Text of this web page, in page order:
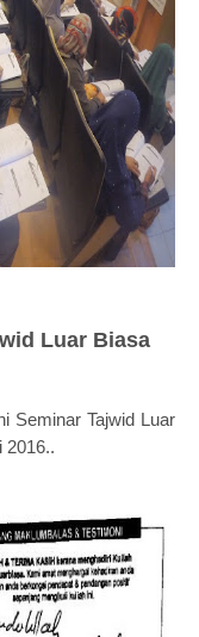
Luar Biasa
Seminar Tajwid Luar
2016..